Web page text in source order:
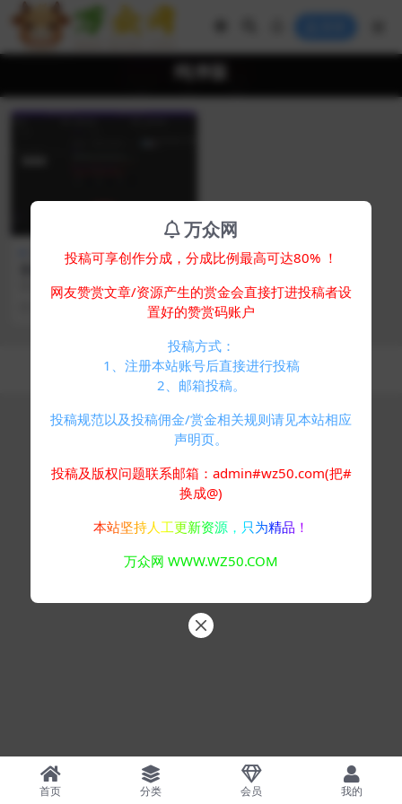
软件工具
安卓LJ视频下载器v1.1.37纯净
软件介绍 电脑端有很多视频下载工
具，可以下载网页上的视频，但是
0
Copyright © 2024万众网- All rights reserved
浙ICP备05025058号-4
首页 分类 会员 我的
万众网
投稿可享创作分成，分成比例最高可达80% ！
网友赞赏文章/资源产生的赏金会直接打进投稿者设
置好的赞赏码账户
投稿方式：
1、注册本站账号后直接进行投稿
2、邮箱投稿。
投稿规范以及投稿佣金/赏金相关规则请见本站相应
声明页。
投稿及版权问题联系邮箱：admin#wz50.com(把#
换成@)
本站坚持人工更新资源，只为精品！
万众网 WWW.WZ50.COM